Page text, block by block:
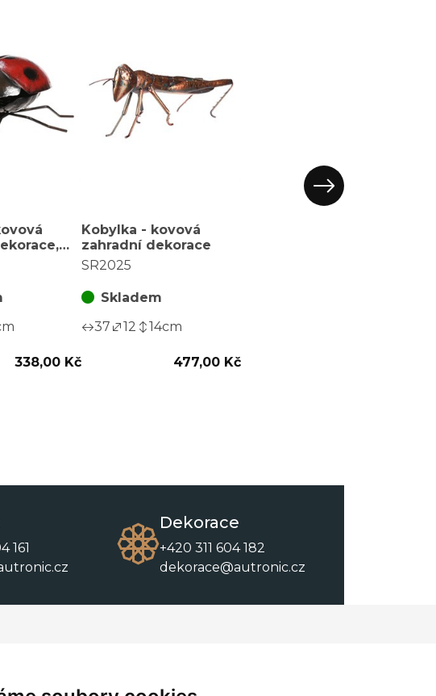
338,00 Kč
Kobylka - kovová
zahradní dekorace
SR2025
Skladem
37
12 14cm
477,00 Kč
161
Dekorace
+420 311 604 182
dekorace@autronic.cz